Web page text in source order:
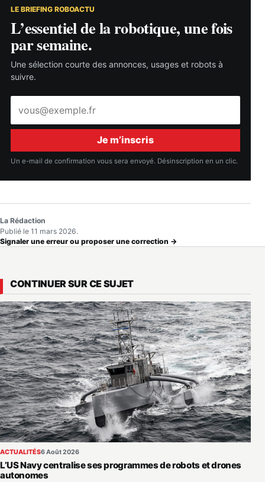
LE BRIEFING ROBOACTU
L’essentiel de la robotique, une fois
par semaine.
Une sélection courte des annonces, usages et robots à
suivre.
mail
Je m’inscris
Un e-mail de confirmation vous sera envoyé. Désinscription en un clic.
La Rédaction
Publié le 11 mars 2026.
Signaler une erreur ou proposer une correction →
CONTINUER SUR CE SUJET
ACTUALITÉS6 Août 2026
L’US Navy centralise ses programmes de robots et drones
autonomes